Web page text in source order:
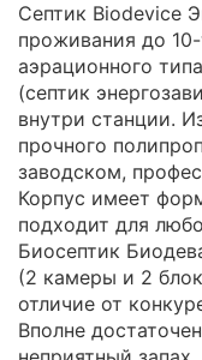
Септик Biodevice
проживания до
аэрационного
(септик
внутри станции.
прочного
заводском,
Корпус имеет
подходит для
Биосептик
(2 камеры и 2
отличие от
Вполне